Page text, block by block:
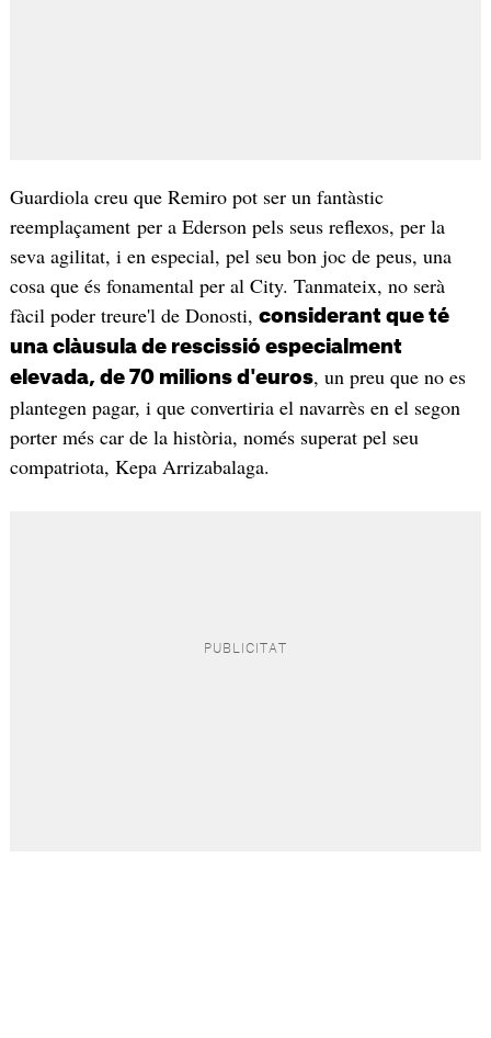
Guardiola creu que Remiro pot ser un fantàstic
reemplaçament per a Ederson pels seus reflexos, per la
seva agilitat, i en especial, pel seu bon joc de peus, una
cosa que és fonamental per al City. Tanmateix, no serà
fàcil poder treure'l de Donosti, considerant que té
una clàusula de rescissió especialment
elevada, de 70 milions d'euros, un preu que no es
plantegen pagar, i que convertiria el navarrès en el segon
porter més car de la història, només superat pel seu
compatriota, Kepa Arrizabalaga.